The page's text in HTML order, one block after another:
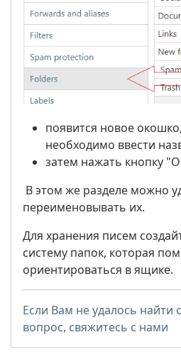
появится новое
необходимо ввести
затем нажать кнопку
В этом же разделе можно
переименовывать иx.
Для хранения писем
систему папок, которая
ориентироваться в ящике.
Если Вам не удалось найти
вопрос, свяжитесь с нами